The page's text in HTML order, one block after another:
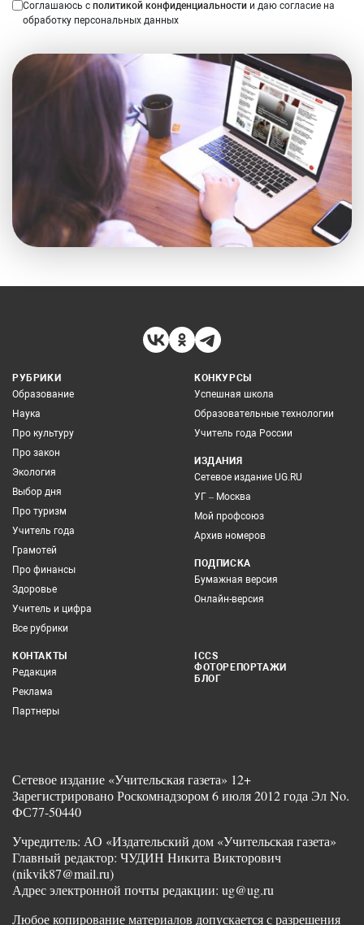
Соглашаюсь с политикой конфиденциальности и даю согласие на
обработку персональных данных
РУБРИКИ
Образование
Наука
Про культуру
Про закон
Экология
Выбор дня
Про туризм
Учитель года
Грамотей
Про финансы
Здоровье
Учитель и цифра
Все рубрики
КОНКУРСЫ
Успешная школа
Образовательные технологии
Учитель года России
ИЗДАНИЯ
Сетевое издание UG.RU
УГ – Москва
Мой профсоюз
Архив номеров
ПОДПИСКА
Бумажная версия
Онлайн-версия
КОНТАКТЫ
Редакция
Реклама
Партнеры
ICCS
ФОТОРЕПОРТАЖИ
БЛОГ
Сетевое издание «Учительская газета» 12+
Зарегистрировано Роскомнадзором 6 июля 2012 года Эл No.
ФС77-50440
Учредитель: АО «Издательский дом «Учительская газета»
Главный редактор: ЧУДИН Никита Викторович
(nikvik87@mail.ru)
Адрес электронной почты редакции: ug@ug.ru
Любое копирование материалов допускается с разрешения